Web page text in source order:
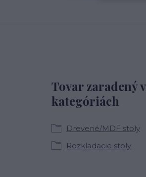
Tovar zaradený v
kategóriách
Drevené/MDF stoly
Rozkladacie stoly